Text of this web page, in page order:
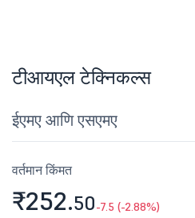
टीआयएल टेक्निकल्स
ईएमए आणि एसएमए
वर्तमान किंमत
₹252.50-7.5 (-2.88%)